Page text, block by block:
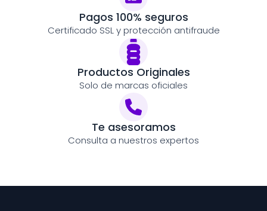
Pagos 100% seguros
Certificado SSL y protección antifraude
Productos Originales
Solo de marcas oficiales
Te asesoramos
Consulta a nuestros expertos